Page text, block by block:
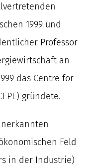
1999 und
Professor
an
das Centre for
gründete.
Feld
in der Industrie)